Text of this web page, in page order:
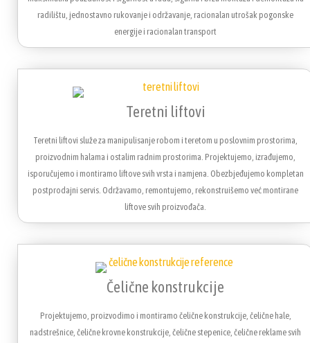
radilištu, jednostavno rukovanje i održavanje, racionalan utrošak pogonske
energije i racionalan transport
Teretni liftovi
Teretni liftovi služe za manipulisanje robom i teretom u poslovnim prostorima,
proizvodnim halama i ostalim radnim prostorima. Projektujemo, izrađujemo,
isporučujemo i montiramo liftove svih vrsta i namjena. Obezbjeđujemo kompletan
postprodajni servis. Održavamo, remontujemo, rekonstruišemo već montirane
liftove svih proizvođača.
Čelične konstrukcije
Projektujemo, proizvodimo i montiramo čelične konstrukcije, čelične hale,
nadstrešnice, čelične krovne konstrukcije, čelične stepenice, čelične reklame svih